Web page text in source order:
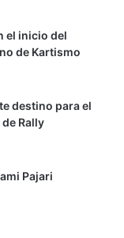
el inicio del
de Kartismo
destino para el
Rally
Pajari